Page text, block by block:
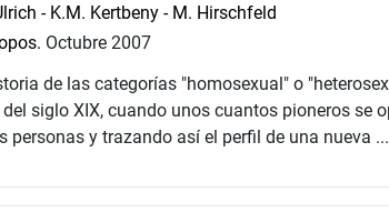
- K.M. Kertbeny - M. Hirschfeld
Octubre 2007
de las categorías "homosexual" o
siglo XIX, cuando unos cuantos pioneros se
personas y trazando así el perfil de una nueva ...